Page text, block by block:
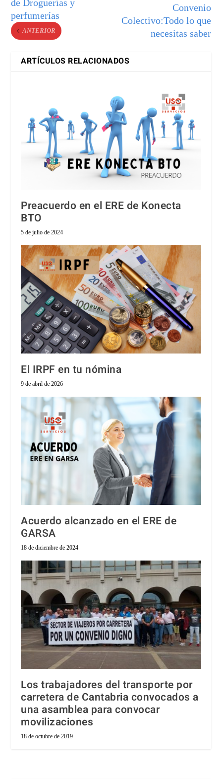
de Droguerías y
perfumerías
ANTERIOR
Convenio
Colectivo:Todo lo que
necesitas saber
ARTÍCULOS RELACIONADOS
Preacuerdo en el ERE de Konecta
BTO
5 de julio de 2024
El IRPF en tu nómina
9 de abril de 2026
Acuerdo alcanzado en el ERE de
GARSA
18 de diciembre de 2024
Los trabajadores del transporte por
carretera de Cantabria convocados a
una asamblea para convocar
movilizaciones
18 de octubre de 2019